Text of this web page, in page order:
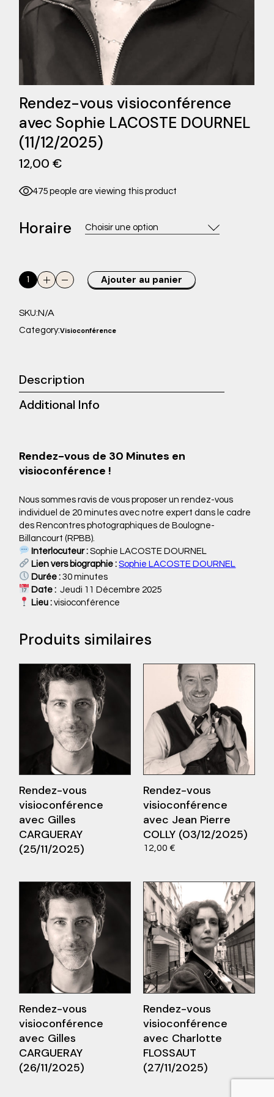
Rendez-vous visioconférence
avec Sophie LACOSTE DOURNEL
(11/12/2025)
12,00€
475 people are viewing this product
Horaire Choisir une option
Rendez-vous visioconférence avec Sophie LACOSTE
Ajouter au panier
SKU:N/A
Category:Visioconférence
Description
Additional Info
Rendez-vous de 30 Minutes en
visioconférence !
Nous sommes ravis de vous proposer un rendez-vous
individuel de 20 minutes avec notre expert dans le cadre
des Rencontres photographiques de Boulogne-
Billancourt (RPBB).
Interlocuteur :Sophie LACOSTE DOURNEL
Lien vers biographie : Sophie LACOSTE DOURNEL
Durée : 30 minutes
Date : Jeudi 11 Décembre 2025
Lieu : visioconférence
Produits similaires
Rendez-vous
visioconférence
avec Gilles
CARGUERAY
(25/11/2025)
Rendez-vous
visioconférence
avec Jean Pierre
COLLY (03/12/2025)
12,00 €
Choix des options
Ce
produit
variations.
Les
options
peuvent
être
choisies
sur
la
page
du
produit
Rendez-vous
visioconférence
avec Gilles
CARGUERAY
(26/11/2025)
Rendez-vous
visioconférence
avec Charlotte
FLOSSAUT
(27/11/2025)